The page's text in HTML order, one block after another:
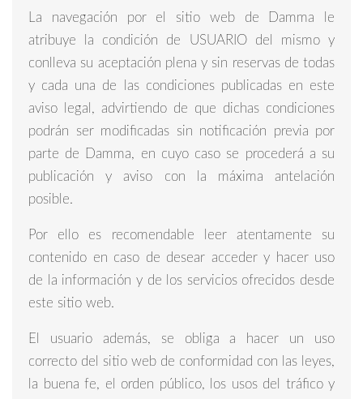
La navegación por el sitio web de Damma le
atribuye la condición de USUARIO del mismo y
conlleva su aceptación plena y sin reservas de todas
y cada una de las condiciones publicadas en este
aviso legal, advirtiendo de que dichas condiciones
podrán ser modificadas sin notificación previa por
parte de Damma, en cuyo caso se procederá a su
publicación y aviso con la máxima antelación
posible.
Por ello es recomendable leer atentamente su
contenido en caso de desear acceder y hacer uso
de la información y de los servicios ofrecidos desde
este sitio web.
El usuario además, se obliga a hacer un uso
correcto del sitio web de conformidad con las leyes,
la buena fe, el orden público, los usos del tráfico y